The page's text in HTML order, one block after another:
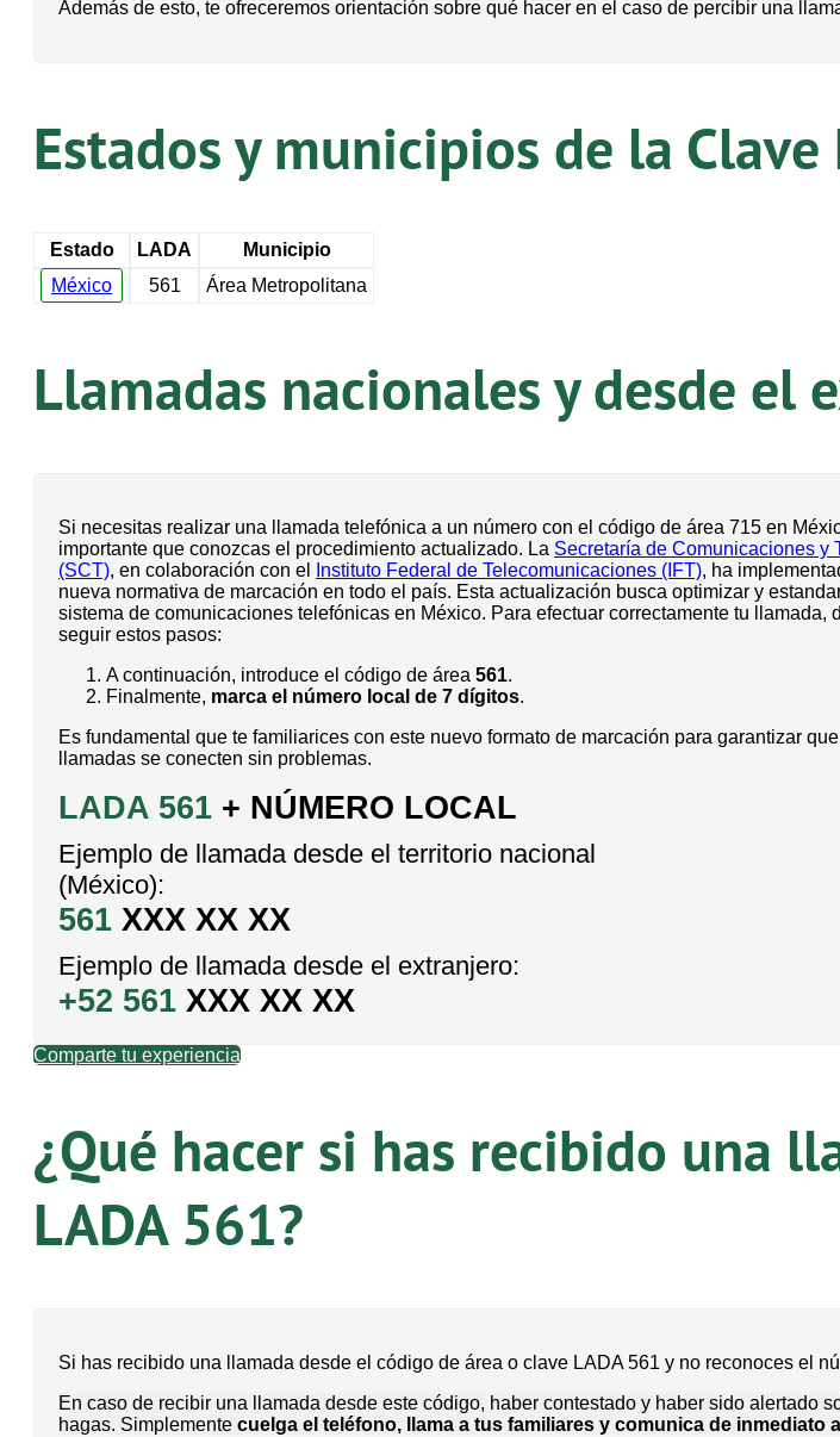
Además de esto, te ofreceremos orientación sobre qué hacer en el caso de percibir una
Estados y municipios de la Clave
Estado LADA
Municipio
México
561 Área Metropolitana
Llamadas nacionales y desde el
Si necesitas realizar una llamada telefónica a un número con el código de área 715 en
importante que conozcas el procedimiento actualizado. La Secretaría de Comunicaciones y
(SCT), en colaboración con el Instituto Federal de Telecomunicaciones (IFT), ha
nueva normativa de marcación en todo el país. Esta actualización busca optimizar y
sistema de comunicaciones telefónicas en México. Para efectuar correctamente tu llamada,
seguir estos pasos:
A continuación, introduce el código de área 561.
Finalmente, marca el número local de 7 dígitos.
Es fundamental que te familiarices con este nuevo formato de marcación para garantizar
llamadas se conecten sin problemas.
LADA 561 + NÚMERO LOCAL
Ejemplo de llamada desde el territorio nacional
(México):
561 XXX XX XX
Ejemplo de llamada desde el extranjero:
+52 561 XXX XX XX
Comparte tu experiencia
¿Qué hacer si has recibido una
LADA 561?
Si has recibido una llamada desde el código de área o clave LADA 561 y no reconoces el
En caso de recibir una llamada desde este código, haber contestado y haber sido alertado
hagas. Simplemente cuelga el teléfono, llama a tus familiares y comunica de inmediato